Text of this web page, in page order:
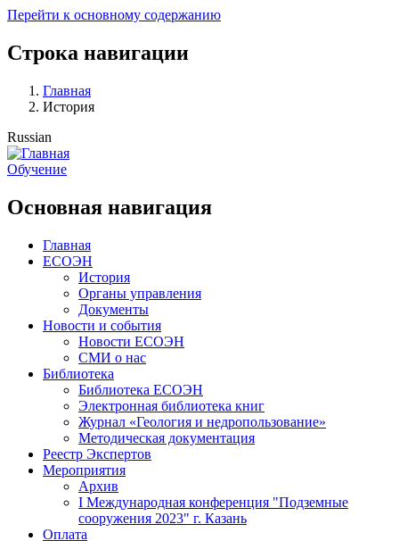
Перейти к основному содержанию
Строка навигации
Главная
История
Russian
Обучение
Основная навигация
Главная
ЕСОЭН
История
Органы управления
Документы
Новости и события
Новости ЕСОЭН
СМИ о нас
Библиотека
Библиотека ЕСОЭН
Электронная библиотека книг
Журнал «Геология и недропользование»
Методическая документация
Реестр Экспертов
Мероприятия
Архив
I Международная конференция "Подземные
сооружения 2023" г. Казань
Оплата